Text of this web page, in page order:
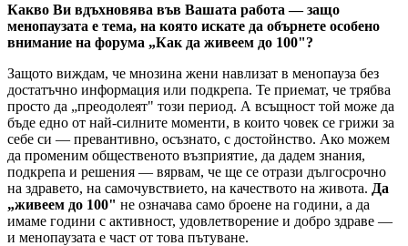
Какво Ви вдъхновява във Вашата работа — защо
менопаузата е тема, на която искате да обърнете особено
внимание на форума „Как да живеем до 100"?
Защото виждам, че мнозина жени навлизат в менопауза без
достатъчно информация или подкрепа. Те приемат, че трябва
просто да „преодолеят" този период. А всъщност той може да
бъде едно от най-силните моменти, в които човек се грижи за
себе си — превантивно, осъзнато, с достойнство. Ако можем
да променим общественото възприятие, да дадем знания,
подкрепа и решения — вярвам, че ще се отрази дългосрочно
на здравето, на самочувствието, на качеството на живота. Да
„живеем до 100" не означава само броене на години, а да
имаме години с активност, удовлетворение и добро здраве —
и менопаузата е част от това пътуване.